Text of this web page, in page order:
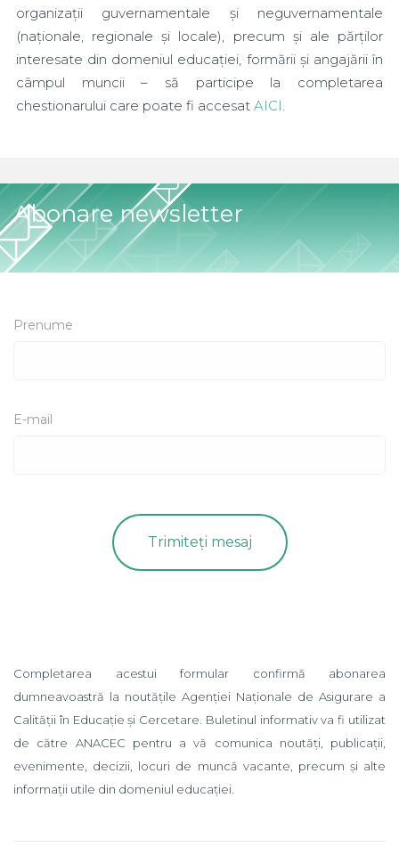
organizații guvernamentale și neguvernamentale
(naționale, regionale și locale), precum și ale părților
interesate din domeniul educației, formării și angajării în
câmpul muncii – să participe la completarea
chestionarului care poate fi accesat AICI.
Abonare newsletter
Prenume
E-mail
Completarea acestui formular confirmă abonarea
dumneavoastră la noutățile Agenției Naționale de Asigurare a
Calității în Educație și Cercetare. Buletinul informativ va fi utilizat
de către ANACEC pentru a vă comunica noutăți, publicații,
evenimente, decizii, locuri de muncă vacante, precum și alte
informații utile din domeniul educației.